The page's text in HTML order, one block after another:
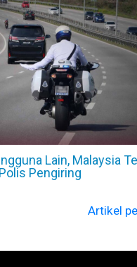
Lain, Malaysia
Pengiring
Artikel